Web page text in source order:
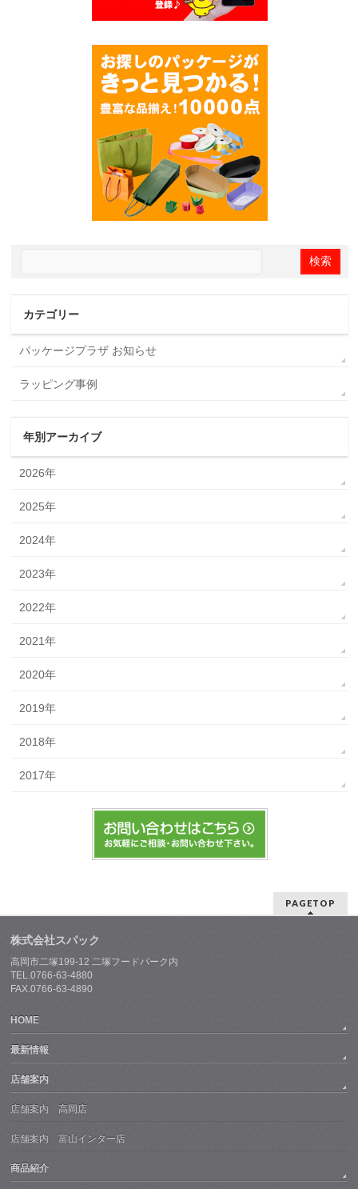
カテゴリー
パッケージプラザ お知らせ
ラッピング事例
年別アーカイブ
2026年
2025年
2024年
2023年
2022年
2021年
2020年
2019年
2018年
2017年
PAGETOP
株式会社スパック
高岡市二塚199-12 二塚フードパーク内
TEL.0766-63-4880
FAX.0766-63-4890
HOME
最新情報
店舗案内
店舗案内 高岡店
店舗案内 富山インター店
商品紹介